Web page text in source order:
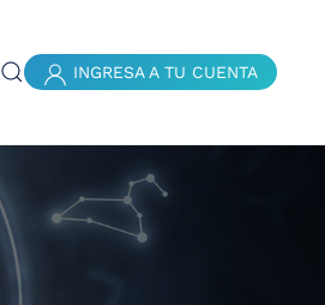
INGRESA A TU CUENTA